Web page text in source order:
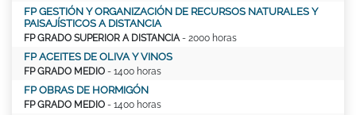
FP GESTIÓN Y ORGANIZACIÓN DE RECURSOS NATURALES Y
PAISAJÍSTICOS A DISTANCIA
FP GRADO SUPERIOR A DISTANCIA- 2000 horas
FP ACEITES DE OLIVA Y VINOS
FP GRADO MEDIO - 1400 horas
FP OBRAS DE HORMIGÓN
FP GRADO MEDIO - 1400 horas